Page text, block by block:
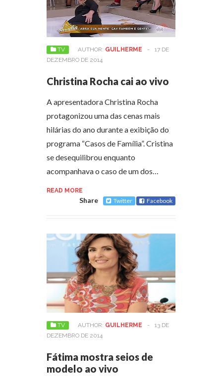
TV AUTHOR: GUILHERME -
17 DE
DEZEMBRO DE 2014
Christina Rocha cai ao vivo
A apresentadora Christina Rocha
protagonizou uma das cenas mais
hilárias do ano durante a exibição do
programa “Casos de Família”. Cristina
se desequilibrou enquanto
acompanhava o caso de um dos…
READ MORE
Share Twitter Facebook
TV AUTHOR: GUILHERME -
13 DE
DEZEMBRO DE 2014
Fátima mostra seios de
modelo ao vivo